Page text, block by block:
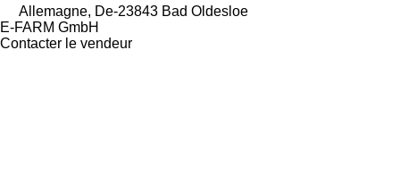
Allemagne, De-23843 Bad Oldesloe
E-FARM GmbH
Contacter le vendeur